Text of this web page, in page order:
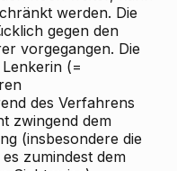
werden. Die
gegen den
vorgegangen. Die
(=
des Verfahrens
zwingend dem
(insbesondere die
zumindest dem